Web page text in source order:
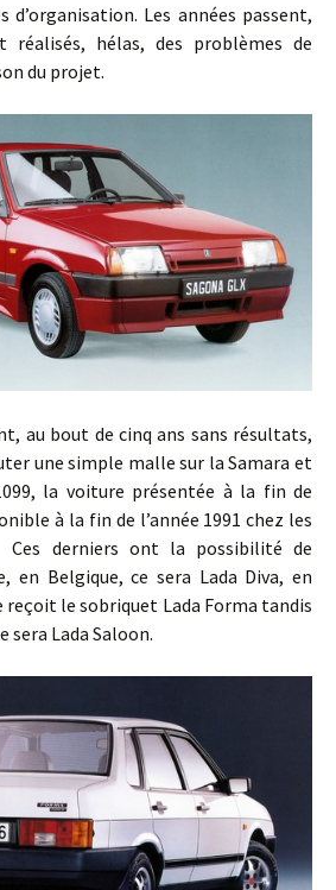
d’organisation. Les années passent,
réalisés, hélas, des problèmes de
du projet.
de cinq ans sans résultats,
une simple malle sur la Samara et
la voiture présentée à la fin de
à la fin de l’année 1991 chez les
Ces derniers ont la possibilité de
en Belgique, ce sera Lada Diva, en
le sobriquet Lada Forma tandis
sera Lada Saloon.